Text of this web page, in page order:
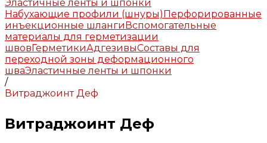
Эластичные ленты и шпонки
Набухающие профили (шнуры) Перфорированные
инъекционные шланги Вспомогательные
материалы для герметизации
швов ГерметикиАдгезивыСоставы для
переходной зоны деформационного
шваЭластичные ленты и шпонки
/
Витраджоинт Деф
Витраджоинт Деф